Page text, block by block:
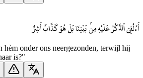
أَءُلْقِىَ ٱلذِّكْرُ عَلَيْهِ مِنۢ بَيْنِنَا بَلْ هُوَ كَذَّابٌ أَشِرٌ
hèm onder ons neergezonden, terwijl hij
is?"